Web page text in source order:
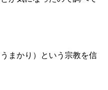
まかり）という宗教を信